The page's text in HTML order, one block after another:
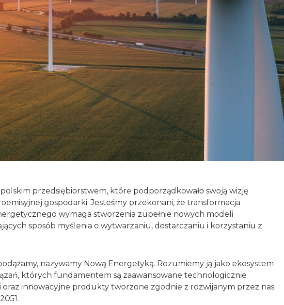
przedsiębiorstwem, które podporządkowało swoją wizję
gospodarki. Jesteśmy przekonani, że transformacja
wymaga stworzenia zupełnie nowych modeli
sposób myślenia o wytwarzaniu, dostarczaniu i korzystaniu z
nazywamy Nową Energetyką. Rozumiemy ją jako ekosystem
których fundamentem są zaawansowane technologicznie
oraz innowacyjne produkty tworzone zgodnie z rozwijanym przez nas